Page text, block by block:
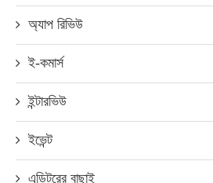
অ্যাপ রিভিউ
ই-কমার্স
ইন্টারভিউ
ইভেন্ট
এডিটরের বাছাই